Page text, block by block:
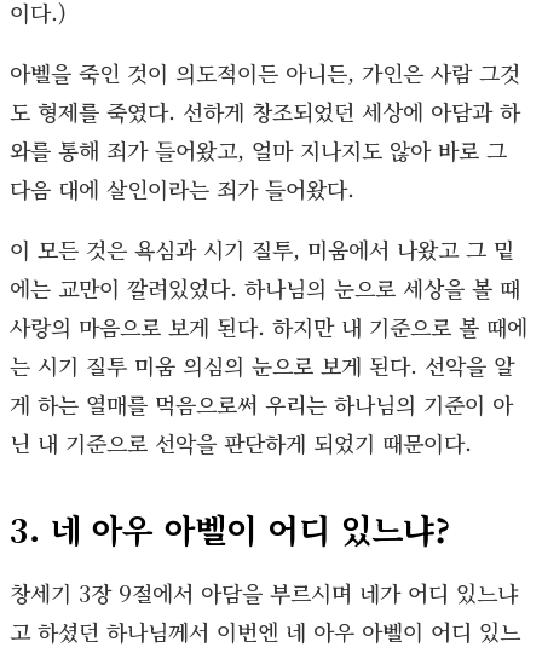
이다.)
아벨을 죽인 것이 의도적이든 아니든, 가인은 사람 그것
도 형제를 죽였다. 선하게 창조되었던 세상에 아담과 하
와를 통해 죄가 들어왔고, 얼마 지나지도 않아 바로 그
다음 대에 살인이라는 죄가 들어왔다.
이 모든 것은 욕심과 시기 질투, 미움에서 나왔고 그 밑
에는 교만이 깔려있었다. 하나님의 눈으로 세상을 볼 때
사랑의 마음으로 보게 된다. 하지만 내 기준으로 볼 때에
는 시기 질투 미움 의심의 눈으로 보게 된다. 선악을 알
게 하는 열매를 먹음으로써 우리는 하나님의 기준이 아
닌 내 기준으로 선악을 판단하게 되었기 때문이다.
3. 네 아우 아벨이 어디 있느냐?
창세기 3장 9절에서 아담을 부르시며 네가 어디 있느냐
고 하셨던 하나님께서 이번엔 네 아우 아벨이 어디 있느